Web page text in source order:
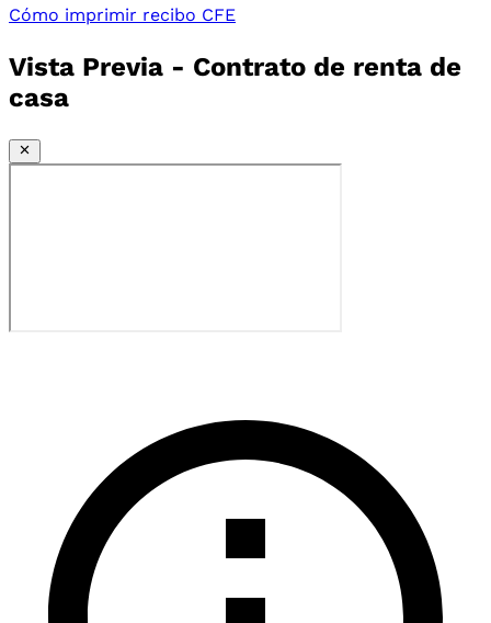
Cómo imprimir recibo CFE
Vista Previa - Contrato de renta de
casa